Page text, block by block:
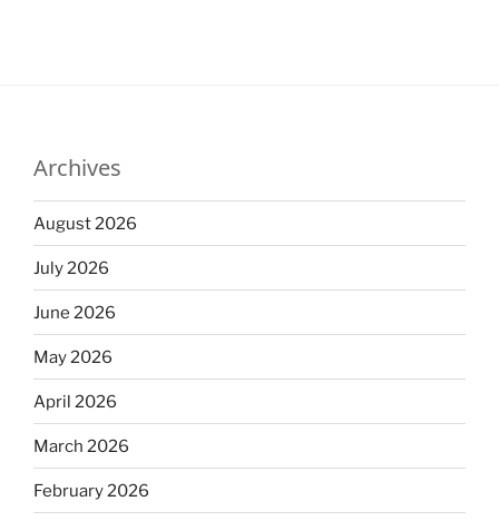
Archives
August 2026
July 2026
June 2026
May 2026
April 2026
March 2026
February 2026